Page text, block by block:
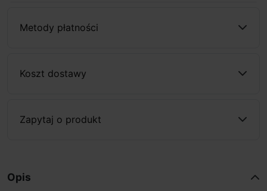
Metody płatności
Koszt dostawy
Zapytaj o produkt
Opis